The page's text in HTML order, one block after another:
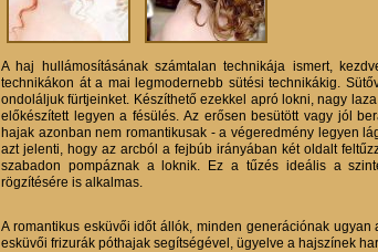
A haj hullámosításának számtalan technikája ismert,
technikákon át a mai legmodernebb sütési technikákig.
ondoláljuk fürtjeinket. Készíthető ezekkel apró lokni, nagy
előkészített legyen a fésülés. Az erősen besütött vagy jól
hajak azonban nem romantikusak - a végeredmény legyen
azt jelenti, hogy az arcból a fejbúb irányában két oldalt
szabadon pompáznak a loknik. Ez a tűzés ideális a
rögzítésére is alkalmas.
A romantikus esküvői időt állók, minden generációnak
esküvői frizurák póthajak segítségével, ügyelve a hajszínek